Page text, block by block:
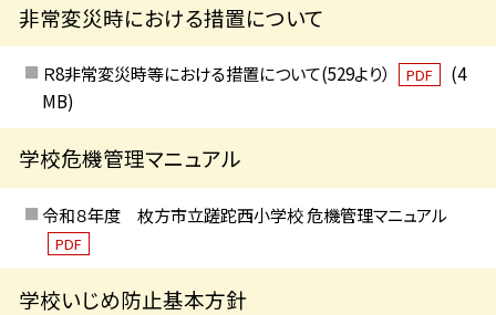
非常変災時における措置について
Ｒ8非常変災時等における措置について(529より） PDF
(4
MB)
学校危機管理マニュアル
令和８年度 枚方市立蹉跎西小学校 危機管理マニュアル
PDF
学校いじめ防止基本方針